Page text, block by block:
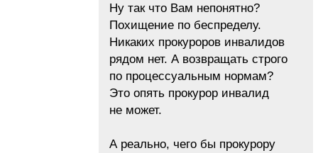
Ну так что Вам непонятно?
Похищение по беспределу.
Никаких прокуроров инвалидов
рядом нет. А возвращать строго
по процессуальным нормам?
Это опять прокурор инвалид
не может.
А реально, чего бы прокурору